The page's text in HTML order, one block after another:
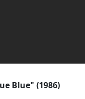
Blue" (1986)